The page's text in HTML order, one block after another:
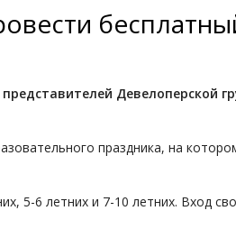
Девелоперской
праздника, на
5-6 летних и 7-10 летних. Вход